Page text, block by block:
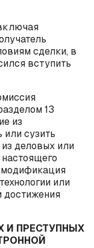
сделки, в
вступить
13
из
сузить
деловых или
модификация
или
достижения
И ПРЕСТУПНЫХ